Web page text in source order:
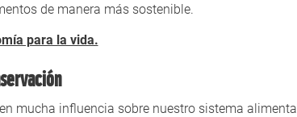
de manera más sostenible.
para la vida.
mucha influencia sobre nuestro sistema